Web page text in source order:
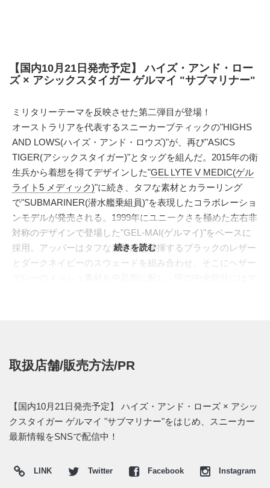
【国内10月21日発売予定】 ハイズ・アンド・ロー
ズ × アシックスタイガー ゲルマイ "サブマリナー"
ミリタリーテーマを反映させた第二弾目が登場！
オーストラリアを代表するスニーカーブティックの"HIGHS
AND LOWS(ハイズ・アンド・ロウズ)"が、再び"ASICS
TIGER(アシックスタイガー)"とタッグを組んだ。2015年の衛
生兵から着想を得てデザインした"GEL LYTE V MEDIC(ゲル
ライト5 メディック)"に続き、タフな素材とカラーリング
で"SUBMARINER(潜水艦乗組員)"を表現したコラボレーショ
ンモデルが発売される。1999年にユニークさを極めた左右非
対称のデザインで登場した"GEL-MAI(ゲルマイ)"をベースに
採用。アッパーはタフな素材感を発揮するブラックのレザー
とダークネイビーのスウェードを組み合わせ、そこにヘザー
営店とモンキータイム店舗のみの限定販売。価格は18,360円
【取扱店】
・ASICS TIGER 原宿
・ASICS TIGER 大阪 心斎橋
ズ 原宿店、新宿店、大阪店
続きを読む
取扱店舗/販売方法/PR
【国内10月21日発売予定】 ハイズ・アンド・ローズ × アシッ
クスタイガー ゲルマイ "サブマリナー"をはじめ、スニーカー
最新情報をSNSで配信中！
LINK Twitter Facebook Instagram